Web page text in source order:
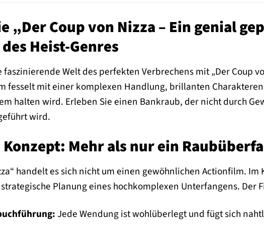
„Der Coup von Nizza – Ein genial
Heist-Genres
faszinierende Welt des perfekten Verbrechens mit „Der Coup
fesselt mit einer komplexen Handlung, brillanten
halten wird. Erleben Sie einen Bankraub, der nicht durch
wird.
Mehr als nur ein
handelt es sich nicht um einen gewöhnlichen Actionfilm.
Planung eines hochkomplexen Unterfangens. Der
Jede Wendung ist wohlüberlegt und fügt sich